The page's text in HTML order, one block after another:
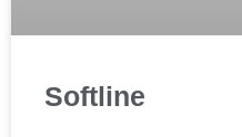
Softline